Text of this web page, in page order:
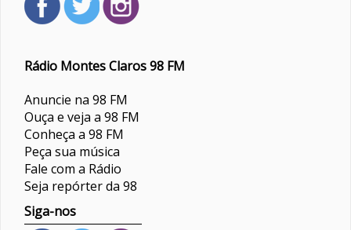
Rádio Montes Claros 98 FM
Anuncie na 98 FM
Ouça e veja a 98 FM
Conheça a 98 FM
Peça sua música
Fale com a Rádio
Seja repórter da 98
Siga-nos